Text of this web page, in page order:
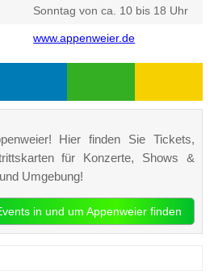
Sonntag von ca. 10 bis 18 Uhr
www.appenweier.de
Hier finden Sie Tickets,
für Konzerte, Shows &
Umgebung!
in und um Appenweier finden